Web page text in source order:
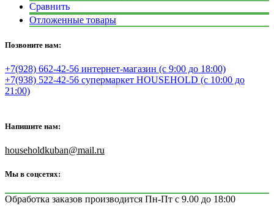
Сравнить
Отложенные товары
Позвоните нам:
+7(928) 662-42-56 интернет-магазин (с 9:00 до 18:00)
+7(938) 522-42-56 супермаркет HOUSEHOLD (с 10:00 до
21:00)
Напишите нам:
householdkuban@mail.ru
Мы в соцсетях:
Обработка заказов производится Пн-Пт с 9.00 до 18:00